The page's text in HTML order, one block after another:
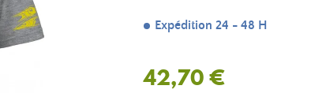
Expédition 24 - 48 H
42,70 €